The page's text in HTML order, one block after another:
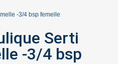
-3/4 bsp femelle
Serti
-3/4 bsp